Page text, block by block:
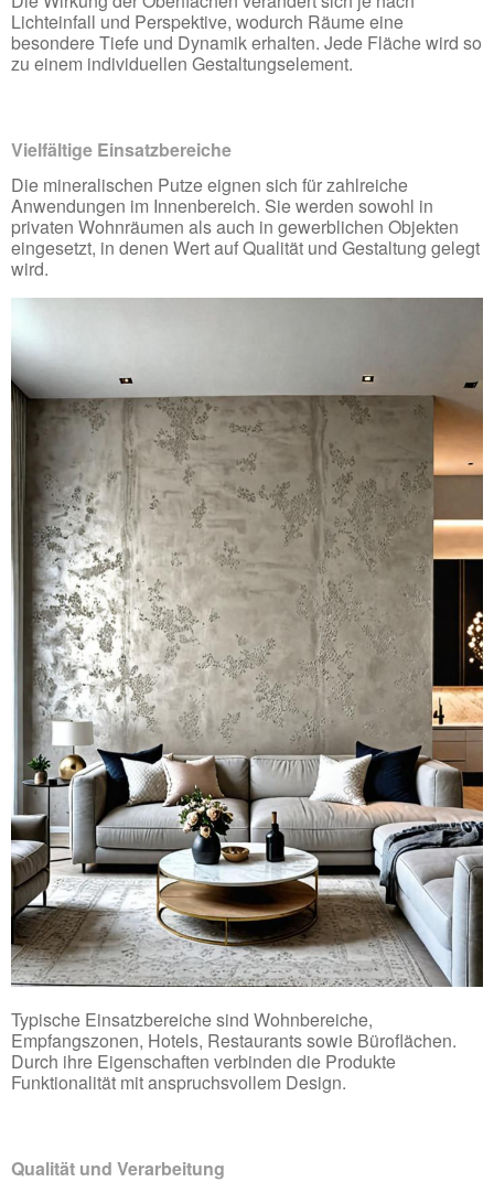
Lichteinfall und Perspektive, wodurch Räume eine
besondere Tiefe und Dynamik erhalten. Jede Fläche wird so
zu einem individuellen Gestaltungselement.
Vielfältige Einsatzbereiche
Die mineralischen Putze eignen sich für zahlreiche
Anwendungen im Innenbereich. Sie werden sowohl in
privaten Wohnräumen als auch in gewerblichen Objekten
eingesetzt, in denen Wert auf Qualität und Gestaltung gelegt
wird.
Typische Einsatzbereiche sind Wohnbereiche,
Empfangszonen, Hotels, Restaurants sowie Büroflächen.
Durch ihre Eigenschaften verbinden die Produkte
Funktionalität mit anspruchsvollem Design.
Qualität und Verarbeitung